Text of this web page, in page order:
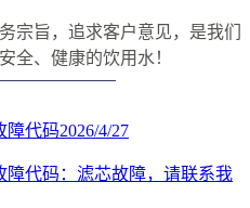
宗旨，追求客户意见，是我们
全、健康的饮用水！
障代码2026/4/27
障代码：滤芯故障，请联系我